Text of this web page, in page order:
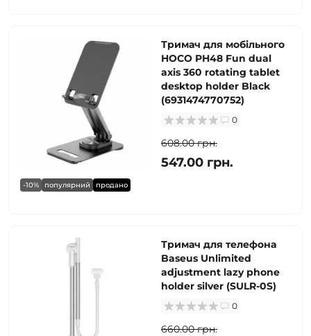
-10% популярний продано
Тримач для мобільного
HOCO PH48 Fun dual
axis 360 rotating tablet
desktop holder Black
(6931474770752)
0
608.00 грн.
547.00 грн.
Тримач для телефона
Baseus Unlimited
adjustment lazy phone
holder silver (SULR-0S)
0
660.00 грн.